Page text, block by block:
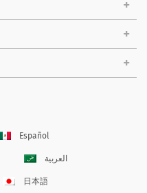
Español
العربية
日本語